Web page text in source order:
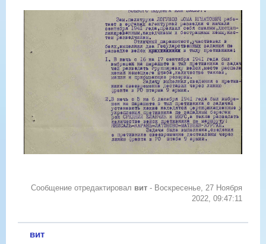
Сообщение отредактировал вит - Воскресенье, 27 Ноября
2022, 09:47:11
вит